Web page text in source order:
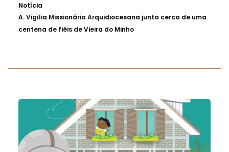
Notícia
A.Vigília Missionária Arquidiocesana junta cerca de uma
centena de fiéis de Vieira do Minho